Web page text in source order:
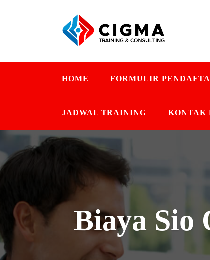
HOME FORMULIR
JADWAL TRAINING KONTAK
Biaya Sio